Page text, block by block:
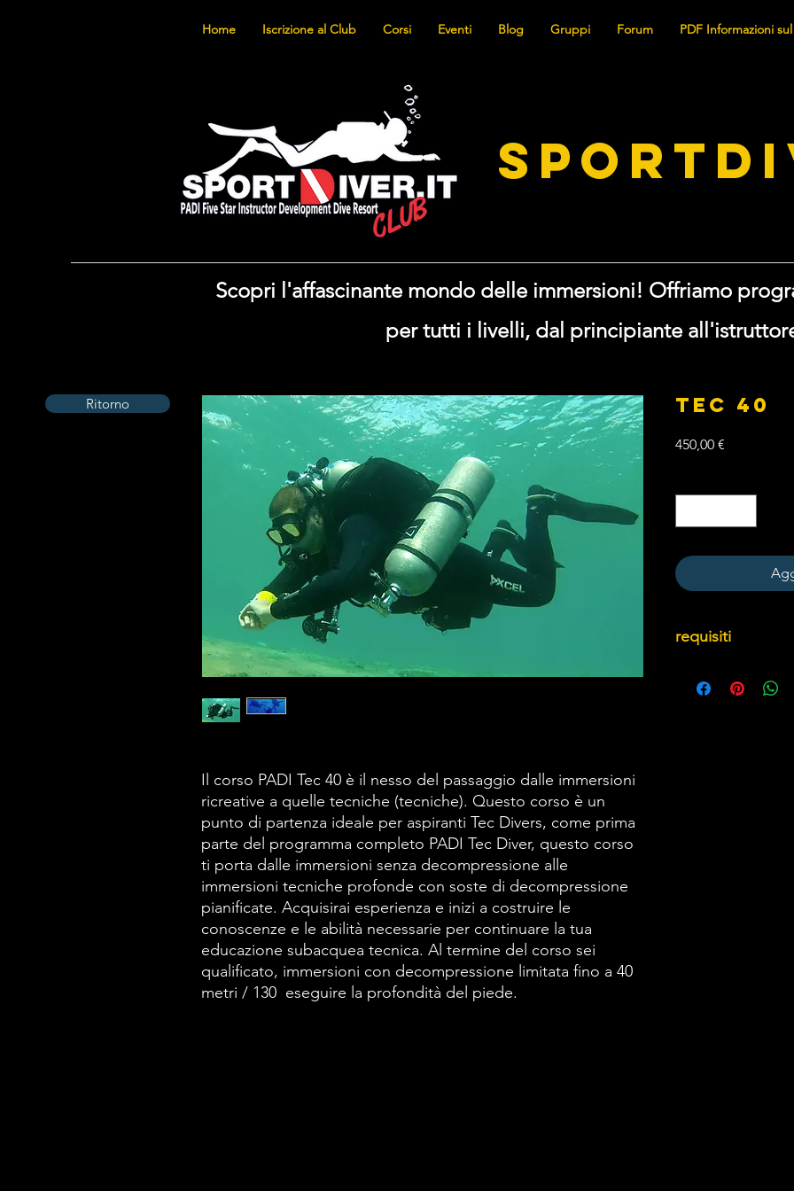
Home Iscrizione al Club Corsi Eventi Blog Gruppi Forum PDF Informazioni
Scopri l'affascinante mondo delle immersioni! Offriamo
per tutti i livelli, dal principiante
Ritorno
Il corso PADI Tec 40 è il nesso del passaggio dalle immersioni
ricreative a quelle tecniche (tecniche). Questo corso è un
punto di partenza ideale per aspiranti Tec Divers, come prima
parte del programma completo PADI Tec Diver, questo corso
ti porta dalle immersioni senza decompressione alle
immersioni tecniche profonde con soste di decompressione
pianificate. Acquisirai esperienza e inizi a costruire le
conoscenze e le abilità necessarie per continuare la tua
educazione subacquea tecnica. Al termine del corso sei
qualificato, immersioni con decompressione limitata fino a 40
metri / 130 eseguire la profondità del piede.
TEC 40
450,00 €
requisiti
PADI Enriched Air